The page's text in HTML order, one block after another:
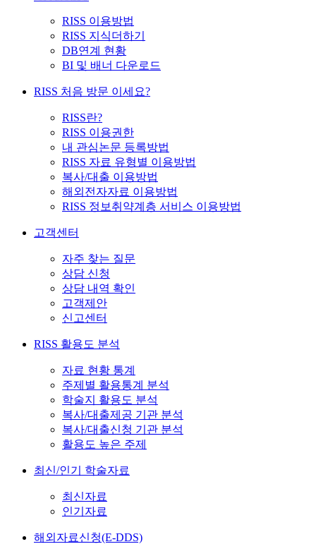
RISS 이용방법
RISS 지식더하기
DB연계 현황
BI 및 배너 다운로드
RISS 처음 방문 이세요?
RISS란?
RISS 이용권한
내 관심논문 등록방법
RISS 자료 유형별 이용방법
복사/대출 이용방법
해외전자자료 이용방법
RISS 정보취약계층 서비스 이용방법
고객센터
자주 찾는 질문
상담 신청
상담 내역 확인
고객제안
신고센터
RISS 활용도 분석
자료 현황 통계
주제별 활용통계 분석
학술지 활용도 분석
복사/대출제공 기관 분석
복사/대출신청 기관 분석
활용도 높은 주제
최신/인기 학술자료
최신자료
인기자료
해외자료신청(E-DDS)